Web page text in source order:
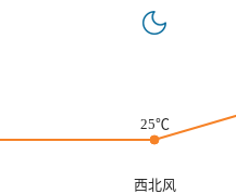
25℃
西北风